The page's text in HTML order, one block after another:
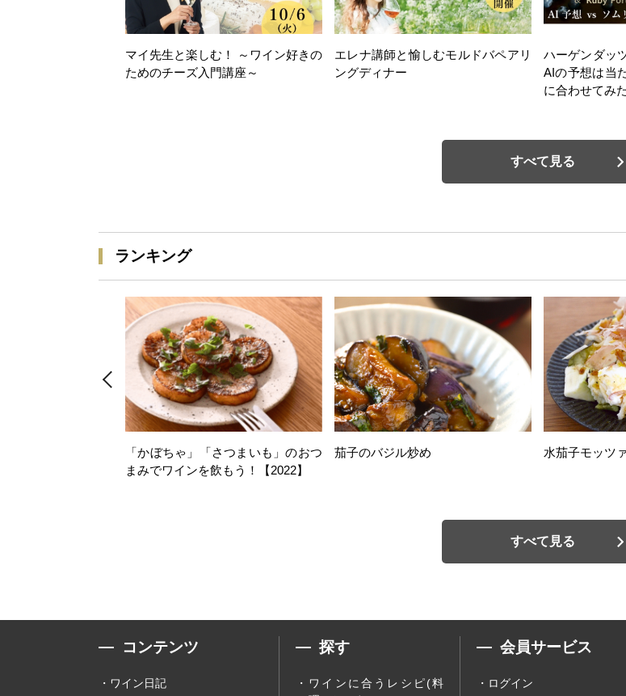
マイ先生と楽しむ！ ～ワイン好きの
ためのチーズ入門講座～
エレナ講師と愉しむモルドバペアリ
ングディナー
ハーゲンダッ
AIの予想は当
に合わせてみた
すべて見る
ランキング
「かぼちゃ」「さつまいも」のおつ
まみでワインを飲もう！【2022】
茄子のバジル炒め 水茄子モッツ
すべて見る
コンテンツ
ワイン日記
探す
ワインに合うレシピ(料
会員サービス
ログイン